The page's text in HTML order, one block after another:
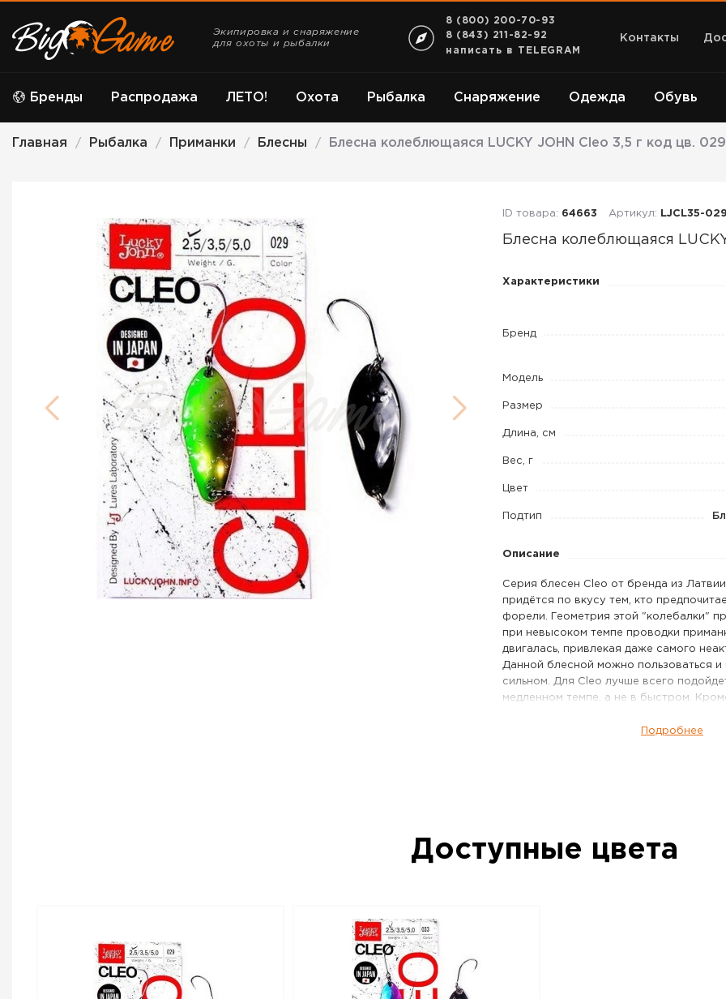
Экипировка и снаряжение
для охоты и рыбалки
8 (800) 200-70-93
8 (843) 211-82-92
написать в TELEGRAM
Контакты
Бренды ЛЕТО! Охота Рыбалка Снаряжение Одежда Обувь
Распродажа
Главная / Рыбалка / Приманки / Блесны / Блесна колеблющаяся LUCKY JOHN Cleo 3,5 г код цв. 029
ID товара: 64663 Артикул: LJCL35-029
Блесна колеблющаяся
Блесна
JOHN
Характеристики
Бренд
Модель
Размер
Длина, см
Вес, г
Цвет
Подтип
Описание
Серия блесен Cleo от бренда из
придётся по вкусу тем, кто
форели. Геометрия этой "колебалки"
при невысоком темпе проводки
двигалась, привлекая даже самого
Данной блесной можно пользоваться и
сильном. Для Cleo лучше всего
медленном темпе, а не в быстром.
голавлей. Оснащается Cleo
Блесна колеблющаяся LUCKY JOHN
Подробнее
Доступные цвета